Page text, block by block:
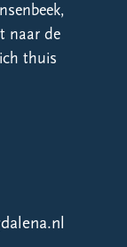
naar de
thuis